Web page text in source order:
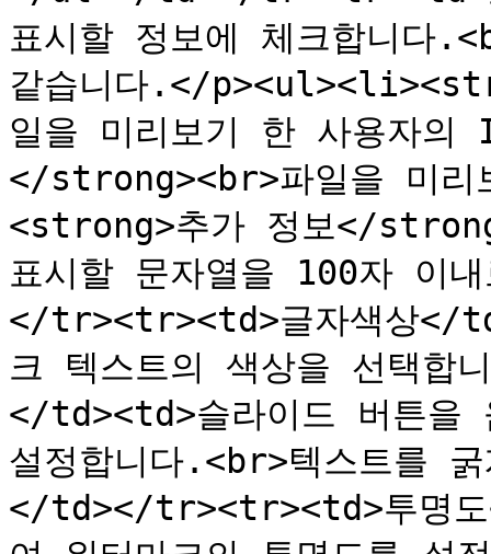
표시할 정보에 체크합니다
같습니다.</
일을 미리보기 한 사용자
</strong><br>파일을 미
<strong>추가 정보</
표시할 문자열을 100자
</tr><tr><td>글자색상</
크 텍스트의 색상을 선택
</td><td>슬라이드 버튼을
설정합니다.<br>텍스트를
</td></tr><tr><td>투명도